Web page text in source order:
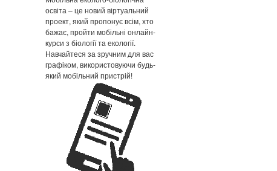
освіта – це новий віртуальний
проект, який пропонує всім, хто
бажає, пройти мобільні онлайн-
курси з біології та екології.
Навчайтеся за зручним для вас
графіком, використовуючи будь-
який мобільний пристрій!